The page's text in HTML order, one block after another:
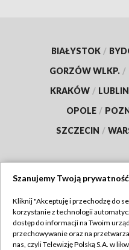
BIAŁYSTOK /
GORZÓW WLKP. /
KRAKÓW / LUBLIN
OPOLE /
SZCZECIN /
Abonament TVP
Szanujemy Twoją prywatność
Kliknij "Akceptuję i przechodzę do
korzystanie z technologii
dostęp do informacji na Twoim
przechowywanie oraz na
nas, czyli Telewizję Polską S.A. w